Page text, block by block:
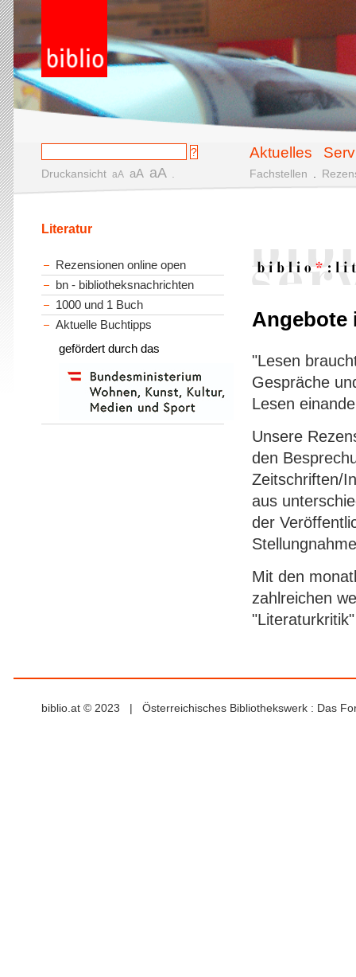
Aktuelles
Druckansicht aA aA aA Fachstellen
Angebote
"Lesen
Gespräche
Lesen
Unsere
den
Zeitschriften/
aus
der
Mit den
zahlreichen
Literatur
Rezensionen online open
bn - bibliotheksnachrichten
1000 und 1 Buch
Aktuelle Buchtipps
gefördert durch das
biblio.at © 2023 | Österreichisches Bibliothekswerk : Das